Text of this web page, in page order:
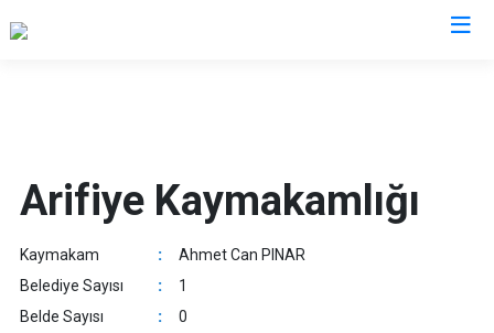
Ferizli
Hendek
Karapürçek
Sapanca
Arifiye Kaymakamlığı
Kaymakam :
Ahmet Can PINAR
Belediye Sayısı
:
1
Belde Sayısı
:
0